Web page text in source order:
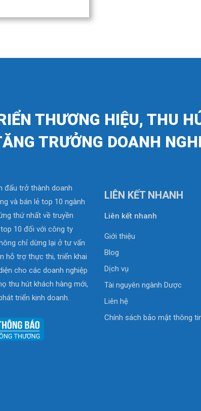
THƯƠNG HIỆU, THU
TRƯỞNG DOANH
đấu trở thành doanh
và bán lẻ top 10 ngành
thứ nhất về truyền
10 đối với công ty
chỉ dừng lại ở tư vấn
hỗ trợ thực thi, triển khai
cho các doanh nghiệp
thu hút khách hàng mới,
triển kinh doanh.
LIÊN KẾT NHANH
Liên kết nhanh
Giới thiệu
Blog
Dịch vụ
Tài nguyên ngành Dược
Liên hệ
Chính sách bảo mật thông